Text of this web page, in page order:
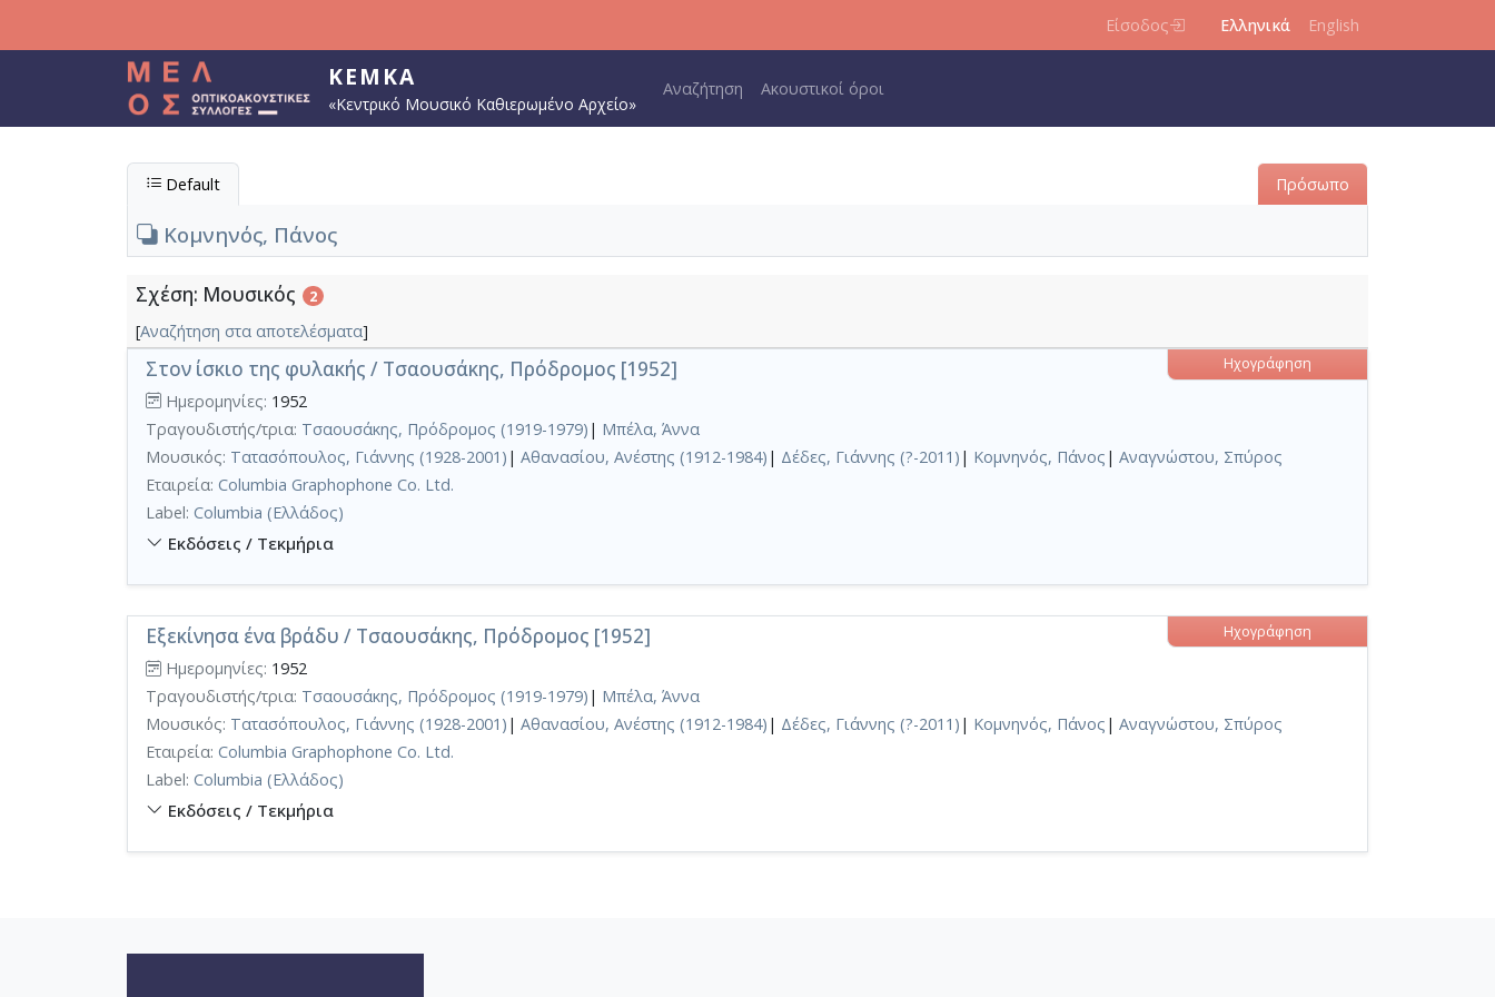
Είσοδος Ελληνικά English
ΚΕΜΚΑ
«Κεντρικό Μουσικό Καθιερωμένο Αρχείο»
Main navigation
Αναζήτηση Ακουστικοί όροι
Default Πρόσωπο
Κομνηνός, Πάνος
Σχέση: Μουσικός 2
[Αναζήτηση στα αποτελέσματα]
Στον ίσκιο της φυλακής / Τσαουσάκης, Πρόδρομος [1952] Ηχογράφηση
Ημερομηνίες: 1952
Τραγουδιστής/τρια: Τσαουσάκης, Πρόδρομος (1919-1979) | Μπέλα, Άννα
Μουσικός: Τατασόπουλος, Γιάννης (1928-2001) | Αθανασίου, Ανέστης (1912-1984) | Δέδες, Γιάννης (?-2011) | Κομνηνός, Πάνος | Αναγνώστου, Σπύρος
Εταιρεία: Columbia Graphophone Co. Ltd.
Label: Columbia (Ελλάδος)
Εκδόσεις / Τεκμήρια
Εξεκίνησα ένα βράδυ / Τσαουσάκης, Πρόδρομος [1952] Ηχογράφηση
Ημερομηνίες: 1952
Τραγουδιστής/τρια: Τσαουσάκης, Πρόδρομος (1919-1979) | Μπέλα, Άννα
Μουσικός: Τατασόπουλος, Γιάννης (1928-2001) | Αθανασίου, Ανέστης (1912-1984) | Δέδες, Γιάννης (?-2011) | Κομνηνός, Πάνος | Αναγνώστου, Σπύρος
Εταιρεία: Columbia Graphophone Co. Ltd.
Label: Columbia (Ελλάδος)
Εκδόσεις / Τεκμήρια